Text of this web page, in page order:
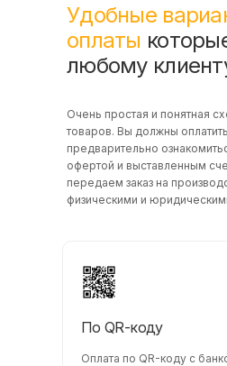
Удобные
оплаты
любому
Очень простая и понятная
товаров. Вы должны
предварительно
офертой и выставленным
передаем заказ на
физическими и
По QR-коду
Оплата по QR-коду с